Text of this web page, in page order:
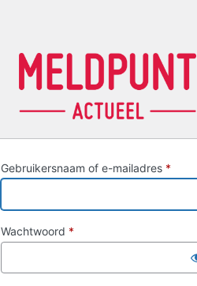
Gebruikersnaam of e-mailadres *
Wachtwoord *